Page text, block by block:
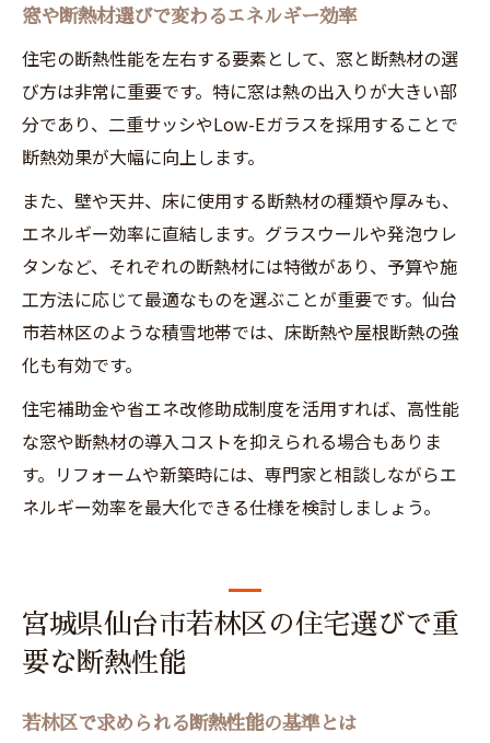
窓や断熱材選びで変わるエネルギー効率
住宅の断熱性能を左右する要素として、窓と断熱材の選
び方は非常に重要です。特に窓は熱の出入りが大きい部
分であり、二重サッシやLow-Eガラスを採用することで
断熱効果が大幅に向上します。
また、壁や天井、床に使用する断熱材の種類や厚みも、
エネルギー効率に直結します。グラスウールや発泡ウレ
タンなど、それぞれの断熱材には特徴があり、予算や施
工方法に応じて最適なものを選ぶことが重要です。仙台
市若林区のような積雪地帯では、床断熱や屋根断熱の強
化も有効です。
住宅補助金や省エネ改修助成制度を活用すれば、高性能
な窓や断熱材の導入コストを抑えられる場合もありま
す。リフォームや新築時には、専門家と相談しながらエ
ネルギー効率を最大化できる仕様を検討しましょう。
宮城県仙台市若林区の住宅選びで重
要な断熱性能
若林区で求められる断熱性能の基準とは